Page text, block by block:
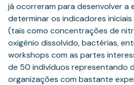
já ocorreram para desenvolver a
determinar os indicadores
(tais como concentrações de
oxigênio dissolvido, bactérias,
workshops com as partes
de 50 indivíduos representando
organizações com bastante